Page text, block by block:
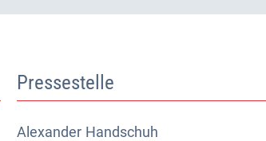
Pressestelle
Alexander Handschuh
Alexander Handschuh (Pressesprecher)